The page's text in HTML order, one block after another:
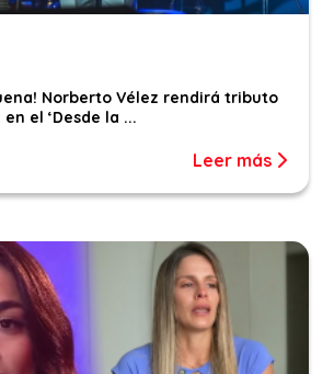
Norberto Vélez rendirá tributo
el ‘Desde la ...
Leer más